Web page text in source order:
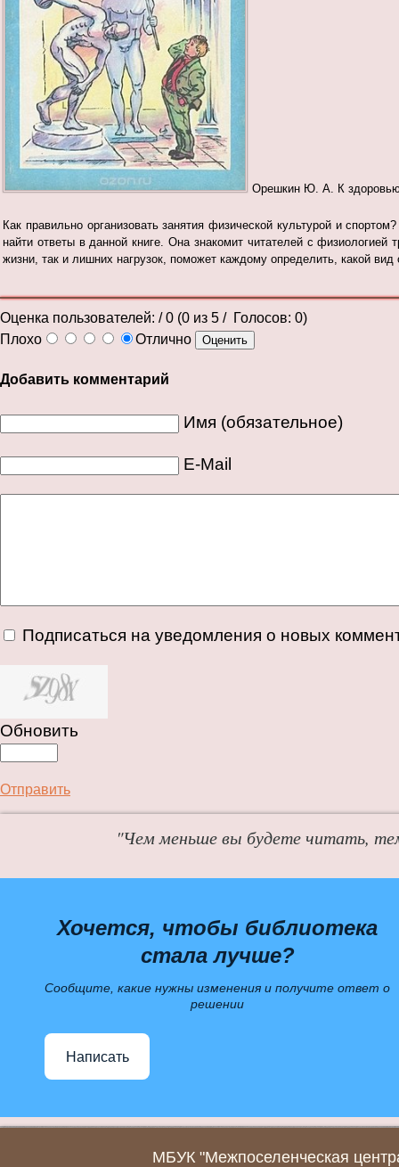
Орешкин Ю. А. К здоровью
Как правильно организовать занятия физической культурой и
найти ответы в данной книге. Она знакомит читателей с физиологией
жизни, так и лишних нагрузок, поможет каждому определить, какой вид
Оценка пользователей: / 0 (0 из 5 / Голосов: 0)
Плохо
Отлично
Добавить комментарий
Имя (обязательное)
E-Mail
Подписаться на уведомления о новых
Обновить
Отправить
"Чем меньше вы будете читать,
Хочется, чтобы библиотека
стала лучше?
Сообщите, какие нужны изменения и получите ответ о
решении
Написать
МБУК "Межпоселенческая